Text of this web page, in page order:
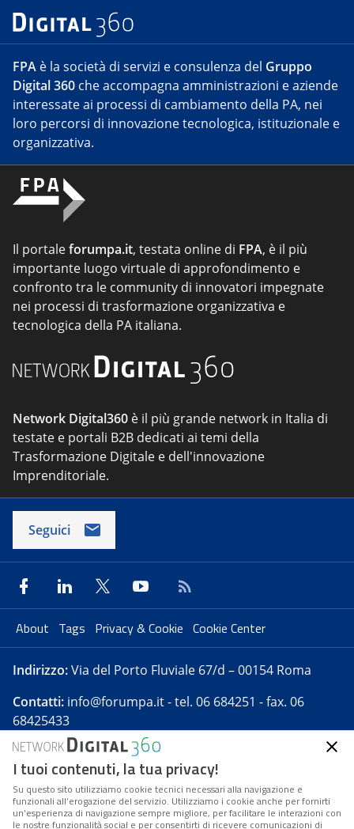
FPA è la società di servizi e consulenza del Gruppo
Digital 360 che accompagna amministrazioni e aziende
interessate ai processi di cambiamento della PA, nei
loro percorsi di innovazione tecnologica, istituzionale e
organizzativa.
Il portaleforumpa.it, testata online di FPA, è il più
importante luogo virtuale di approfondimento e
confronto tra le community di innovatori impegnate
nei processi di trasformazione organizzativa e
tecnologica della PA italiana.
Network Digital360 è il più grande network in Italia di
testate e portali B2B dedicati ai temi della
Trasformazione Digitale e dell'innovazione
Imprenditoriale.
Seguici
About Tags Privacy & Cookie Cookie Center
Indirizzo:Via del Porto Fluviale 67/d – 00154 Roma
Contatti: info@forumpa.it- tel. 06 684251 - fax. 06
68425433
Forumpa.itè una pubblicazione telematica iscritta
presso Registro della stampa del Tribunale di Roma -
Reg. n. 182 del 2 maggio 2008 - Direttore resp. Michela
Stentella
I tuoi contenuti, la tua privacy!
Su questo sito utilizziamo cookie tecnici necessari alla navigazione e
funzionali all’erogazione del servizio. Utilizziamo i cookie anche per fornirti
un’esperienza di navigazione sempre migliore, per facilitare le interazioni con
le nostre funzionalità social e per consentirti di ricevere comunicazioni di